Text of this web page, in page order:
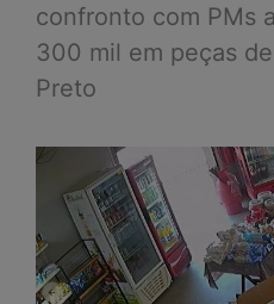
confronto com PMs
300 mil em peças
Preto